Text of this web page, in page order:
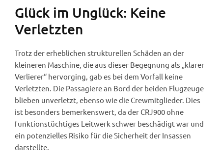
Glück im Unglück: Keine
Verletzten
Trotz der erheblichen strukturellen Schäden an der
kleineren Maschine, die aus dieser Begegnung als „klarer
Verlierer“ hervorging, gab es bei dem Vorfall keine
Verletzten. Die Passagiere an Bord der beiden Flugzeuge
blieben unverletzt, ebenso wie die Crewmitglieder. Dies
ist besonders bemerkenswert, da der CRJ900 ohne
funktionstüchtiges Leitwerk schwer beschädigt war und
ein potenzielles Risiko für die Sicherheit der Insassen
darstellte.